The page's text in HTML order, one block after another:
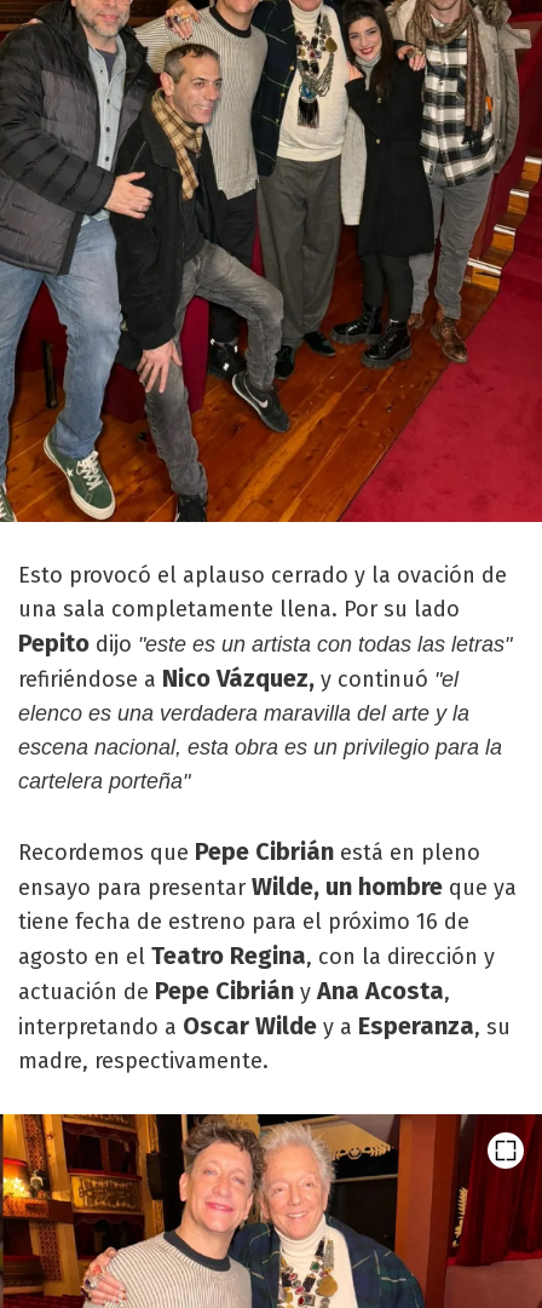
Esto provocó el aplauso cerrado y la ovación de
una sala completamente llena. Por su lado
Pepito dijo "este es un artista con todas las letras"
refiriéndose a Nico Vázquez, y continuó "el
elenco es una verdadera maravilla del arte y la
escena nacional, esta obra es un privilegio para la
cartelera porteña"
Recordemos que Pepe Cibrián está en pleno
ensayo para presentar Wilde, un hombre que ya
tiene fecha de estreno para el próximo 16 de
agosto en el Teatro Regina, con la dirección y
actuación de Pepe Cibrián yAna Acosta,
interpretando a Oscar Wilde y a Esperanza, su
madre, respectivamente.